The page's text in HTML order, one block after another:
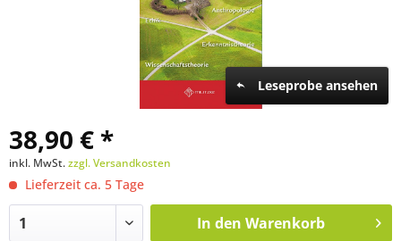
Leseprobe ansehen
38,90 € *
inkl. MwSt.zzgl. Versandkosten
Lieferzeit ca. 5 Tage
In den Warenkorb